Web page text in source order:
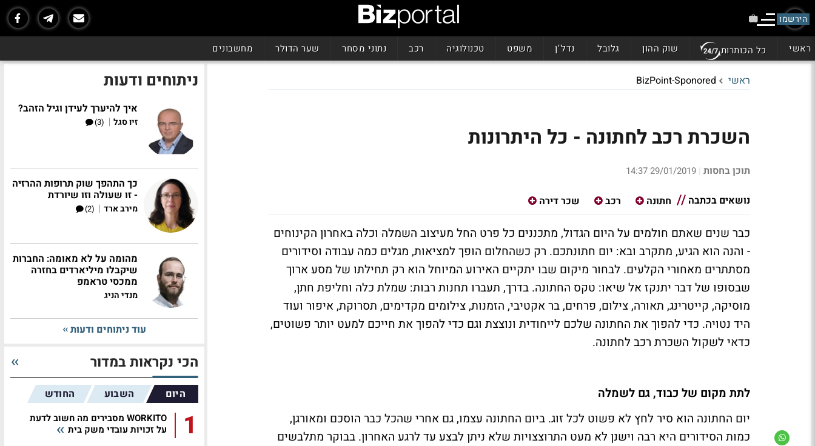
הירשמו
ראשי כל הכותרות שוק ההון גלובל נדל"ן משפט טכנולוגיה רכב נתוני מסחר שער הדולר מחשבונים
ראשי BizPoint-Sponored
השכרת רכב לחתונה - כל היתרונות
תוכן בחסות |
29/01/2019 14:37
נושאים בכתבה חתונה רכב שכר דירה
כבר שנים שאתם חולמים על היום הגדול, מתכננים כל פרט החל מעיצוב השמלה וכלה באחרון הקינוחים
- והנה הוא הגיע, מתקרב ובא: יום חתונתכם. רק כשהחלום הופך למציאות, מגלים כמה עבודה וסידורים
מסתתרים מאחורי הקלעים. לבחור מיקום שבו יתקיים האירוע המיוחל הוא רק תחילתו של מסע ארוך
שבסופו של דבר יתנקז אל שיאו: טקס החתונה. בדרך, תעברו תחנות רבות: שמלת כלה וחליפת חתן,
מוסיקה, קייטרינג, תאורה, צילום, פרחים, בר אקטיבי, הזמנות, צילומים מקדימים, תסרוקת, איפור ועוד
היד נטויה. כדי להפוך את החתונה שלכם לייחודית ונוצצת וגם כדי להפוך את חייכם למעט יותר פשוטים,
כדאי לשקול השכרת רכב לחתונה.
לתת מקום של כבוד, גם לשמלה
יום החתונה הוא סיר לחץ לא פשוט לכל זוג. ביום החתונה עצמו, גם אחרי שהכל כבר הוסכם ומאורגן,
כמות הסידורים היא רבה וישנן לא מעט התרוצצויות שלא ניתן לבצע עד לרגע האחרון. בבוקר מתלבשים
ניתוחים ודעות
איך להיערך לעידן וגיל הזהב?
זיו סגל |
(3)
כך התהפך שוק תרופות ההרזיה
- זו שעולה וזו שיורדת
מירב ארד |
(2)
מהומה על לא מאומה: החברות
שיקבלו מיליארדים בחזרה
ממכסי טראמפ
מנדי הניג
עוד ניתוחים ודעות
הכי נקראות במדור
היום השבוע החודש
1
WORKITO מסבירים מה חשוב לדעת
על זכויות עובדי משק בית